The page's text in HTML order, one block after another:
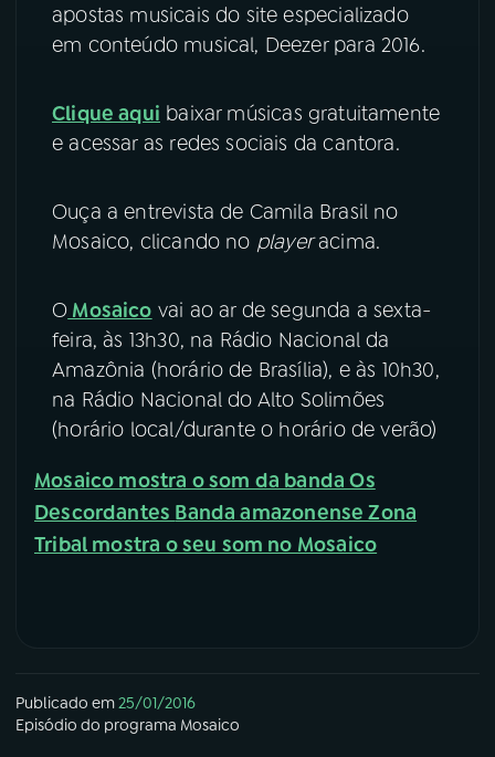
07ÚLTIMAS
YouTube Facebook
TikTok
apostas musicais do site especializado
em conteúdo musical, Deezer para 2016.
Clique aqui baixar músicas gratuitamente
e acessar as redes sociais da cantora.
Ouça a entrevista de Camila Brasil no
Mosaico, clicando no playeracima.
O Mosaico vai ao ar de segunda a sexta-
feira, às 13h30, na Rádio Nacional da
Amazônia (horário de Brasília), e às 10h30,
na Rádio Nacional do Alto Solimões
(horário local/durante o horário de verão)
Mosaico mostra o som da banda Os
Descordantes Banda amazonense Zona
Tribal mostra o seu som no Mosaico
Publicado em25/01/2016
Episódio do programa Mosaico